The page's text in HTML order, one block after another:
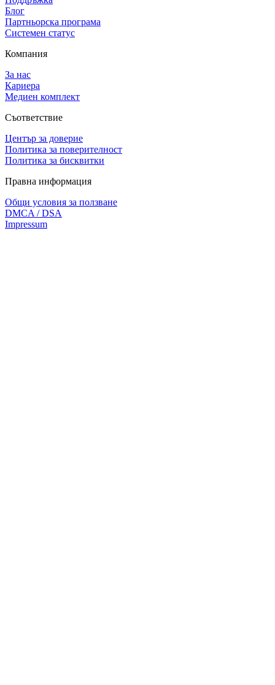
Блог
Партньорска програма
Системен статус
Компания
За нас
Кариера
Медиен комплект
Съответствие
Център за доверие
Политика за поверителност
Политика за бисквитки
Правна информация
Общи условия за ползване
DMCA / DSA
Impressum